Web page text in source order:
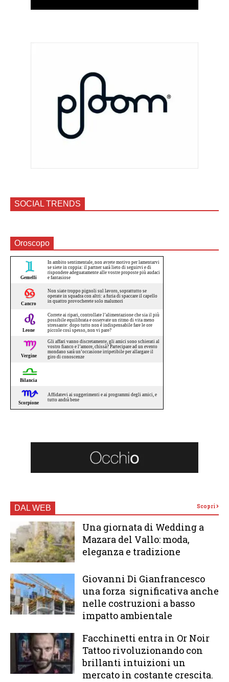
SOCIAL TRENDS
Oroscopo
DAL WEB Scopri
Una giornata di Wedding a
Mazara del Vallo: moda,
eleganza e tradizione
Giovanni Di Gianfrancesco
una forza significativa anche
nelle costruzioni a basso
impatto ambientale
Facchinetti entra in Or Noir
Tattoo rivoluzionando con
brillanti intuizioni un
mercato in costante crescita.